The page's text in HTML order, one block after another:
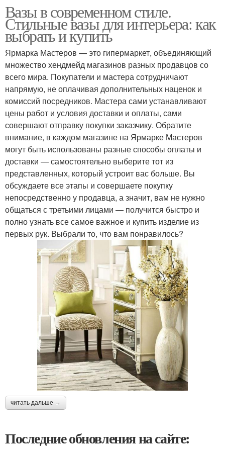
Вазы в интерьере Вазы для украшения
Модные вазы Вазы для цветов
Белая ваза
Вазы в современном стиле.
Стильные вазы для интерьера: как
выбрать и купить
Ярмарка Мастеров — это гипермаркет, объединяющий
множество хендмейд магазинов разных продавцов со
всего мира. Покупатели и мастера сотрудничают
напрямую, не оплачивая дополнительных наценок и
комиссий посредников. Мастера сами устанавливают
цены работ и условия доставки и оплаты, сами
совершают отправку покупки заказчику. Обратите
внимание, в каждом магазине на Ярмарке Мастеров
могут быть использованы разные способы оплаты и
доставки — самостоятельно выберите тот из
представленных, который устроит вас больше. Вы
обсуждаете все этапы и совершаете покупку
непосредственно у продавца, а значит, вам не нужно
общаться с третьими лицами — получится быстро и
полно узнать все самое важное и купить изделие из
первых рук. Выбрали то, что вам понравилось?
читать дальше →
Последние обновления на сайте: